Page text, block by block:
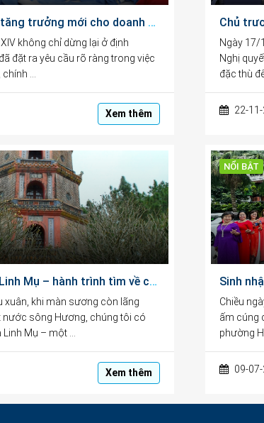
Mở không gian tăng trưởng mới cho doanh nghiệp và nguồn lực tri thức
không chỉ dừng lại ở định
đặt ra yêu cầu rõ ràng trong việc
chính …
Xem thêm
Ngày 17/
Nghị
đặc thù
22-
Vãn cảnh chùa Linh Mụ – hành trình tìm về chốn linh thiêng giữa lòng đất Cố đô
xuân, khi màn sương còn lãng
nước sông Hương, chúng tôi có
Linh Mụ – một …
Xem thêm
NỔI BẬT
Chiều
ấm cúng
phường
09-